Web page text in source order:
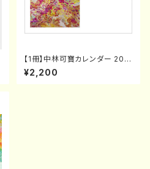
【1冊】中林可寶カレンダー 202
5 “HOPE FROM INNER UNIV
ERSE 〜内なる希望の光〜"
¥2,200